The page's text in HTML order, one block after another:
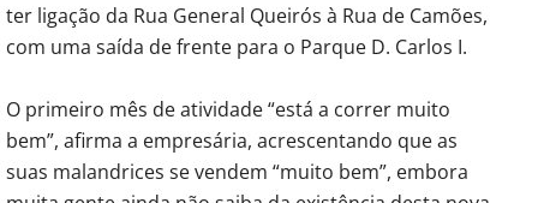
ter ligação da Rua General Queirós à Rua de Camões,
com uma saída de frente para o Parque D. Carlos I.
O primeiro mês de atividade “está a correr muito
bem”, afirma a empresária, acrescentando que as
suas malandrices se vendem “muito bem”, embora